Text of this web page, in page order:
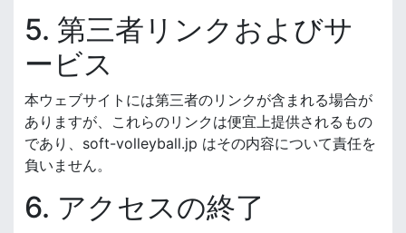
5. 第三者リンクおよびサ
ービス
本ウェブサイトには第三者のリンクが含まれる場合が
ありますが、これらのリンクは便宜上提供されるもの
であり、soft-volleyball.jp はその内容について責任を
負いません。
6. アクセスの終了